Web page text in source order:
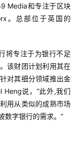
Media和专注于区块
。总部位于英国的
将专注于为银行不足
该财团计划利用其在
对其细分领域推出金
Heng说，“此外,我们
用从类似的成熟市场
数字银行的需求。”